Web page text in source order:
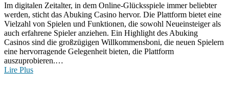
Im digitalen Zeitalter, in dem Online-Glücksspiele immer beliebter
werden, sticht das Abuking Casino hervor. Die Plattform bietet eine
Vielzahl von Spielen und Funktionen, die sowohl Neueinsteiger als
auch erfahrene Spieler anziehen. Ein Highlight des Abuking
Casinos sind die großzügigen Willkommensboni, die neuen Spielern
eine hervorragende Gelegenheit bieten, die Plattform
auszuprobieren.…
Lire Plus